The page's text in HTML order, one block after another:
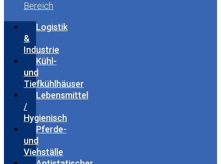
Bereich
Logistik
&
Industrie
Kühl-
und
Tiefkühlhäuser
Lebensmittel
/
Hygienisch
Pferde-
und
Viehställe